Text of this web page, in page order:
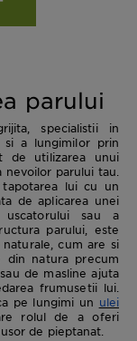
parului
specialistii in
si a lungimilor prin
de utilizarea unui
parului tau.
lui cu un
de aplicarea unei
sau a
parului, este
cum are si
din natura precum
de masline ajuta
frumusetii lui.
pe lungimi un ulei
rolul de a oferi
de pieptanat.